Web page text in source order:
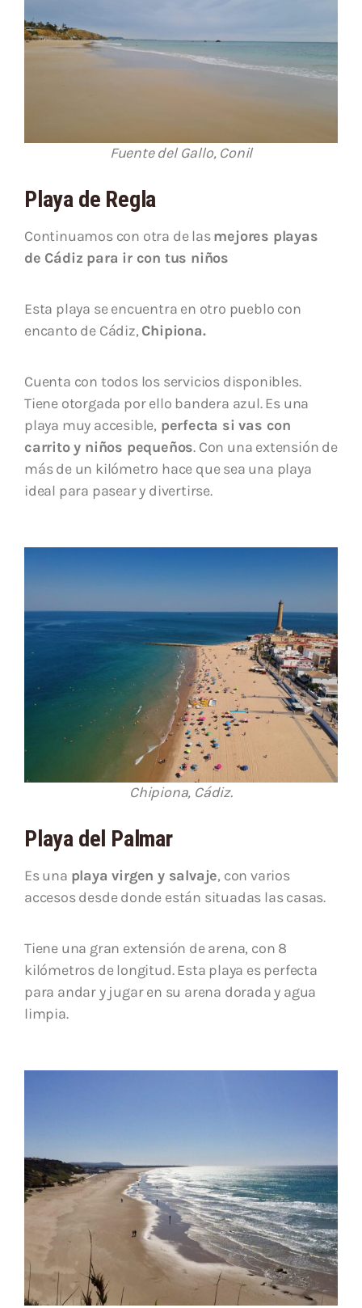
Fuente del Gallo, Conil
Playa de Regla
Continuamos con otra de lasmejores playas
de Cádiz para ir con tus niños
Esta playa se encuentra en otro pueblo con
encanto de Cádiz, Chipiona.
Cuenta con todos los servicios disponibles.
Tiene otorgada por ello bandera azul. Es una
playa muy accesible, perfecta si vas con
carrito y niños pequeños. Con una extensión de
más de un kilómetro hace que sea una playa
ideal para pasear y divertirse.
Chipiona, Cádiz.
Playa del Palmar
Es una playa virgen y salvaje, con varios
accesos desde donde están situadas las casas.
Tiene una gran extensión de arena, con 8
kilómetros de longitud. Esta playa es perfecta
para andar y jugar en su arena dorada y agua
limpia.